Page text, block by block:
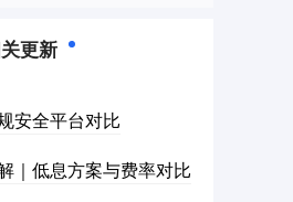
更新
安全平台对比
｜低息方案与费率对比